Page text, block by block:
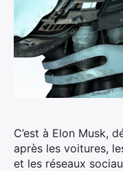
C’est à Elon Musk,
après les voitures,
et les réseaux